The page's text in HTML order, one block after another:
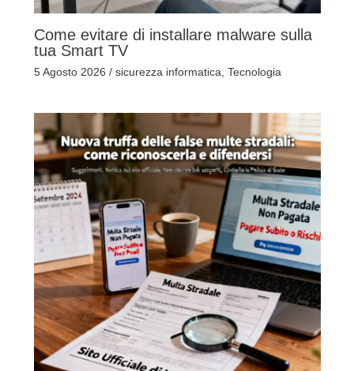
Come evitare di installare malware sulla
tua Smart TV
5 Agosto 2026 / sicurezza informatica Tecnologia